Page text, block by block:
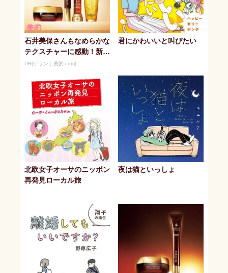
石井美保さんもなめらかな
テクスチャーに感動！新ナ
イトケア
PR(ゲラン｜美的.com)
君にかわいいと叫びたい
北欧女子オーサのニッポン
再発見ローカル旅
夜は猫といっしょ